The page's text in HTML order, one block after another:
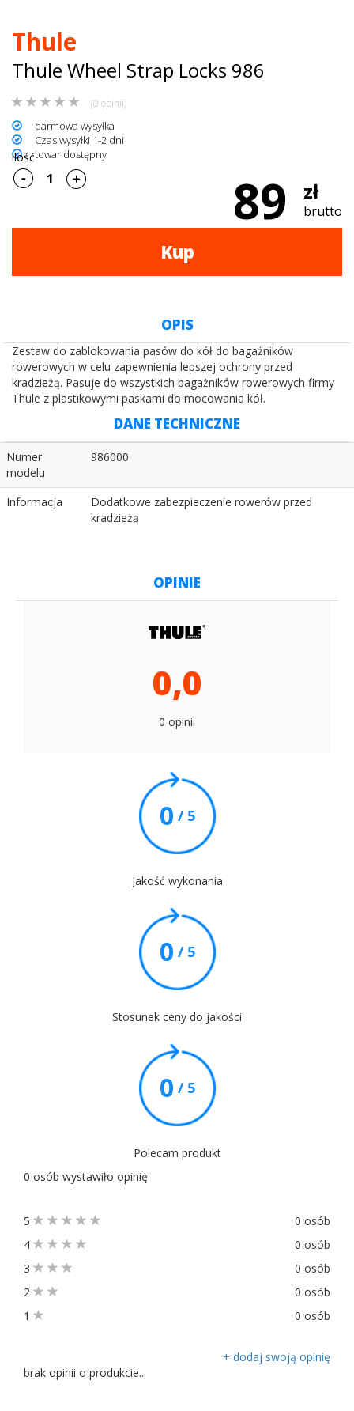
dachowe
AKCESORIA
Turystyka
Przyczepy
samochodowe
Thule
Thule Wheel Strap Locks 986
(0 opinii)
darmowa wysyłka
Czas wysyłki 1-2 dni
towar dostępny
89 zł
brutto
ilość
Kup
OPIS
Zestaw do zablokowania pasów do kół do bagażników
rowerowych w celu zapewnienia lepszej ochrony przed
kradzieżą. Pasuje do wszystkich bagażników rowerowych firmy
Thule z plastikowymi paskami do mocowania kół.
DANE TECHNICZNE
Numer
modelu
986000
Informacja
Dodatkowe zabezpieczenie rowerów przed
kradzieżą
OPINIE
0,0
0 opinii
0 / 5
Jakość wykonania
0 / 5
Stosunek ceny do jakości
0 / 5
Polecam produkt
0 osób wystawiło opinię
5
0 osób
4
0 osób
3
0 osób
2
0 osób
1
0 osób
+ dodaj swoją opinię
brak opinii o produkcie...